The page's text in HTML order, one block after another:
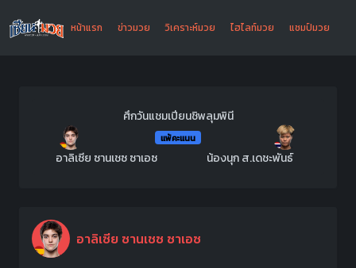
หน้าแรก ข่าวมวย วิเคราะห์มวย ไฮไลท์มวย แชมป์มวย
ศึกวันแชมเปียนชิพลุมพินี
แพ้คะแนน
อาลิเซีย ซานเชซ ซาเอซ น้องนุก ส.เดชะพันธ์
อาลิเซีย ซานเชซ ซาเอซ